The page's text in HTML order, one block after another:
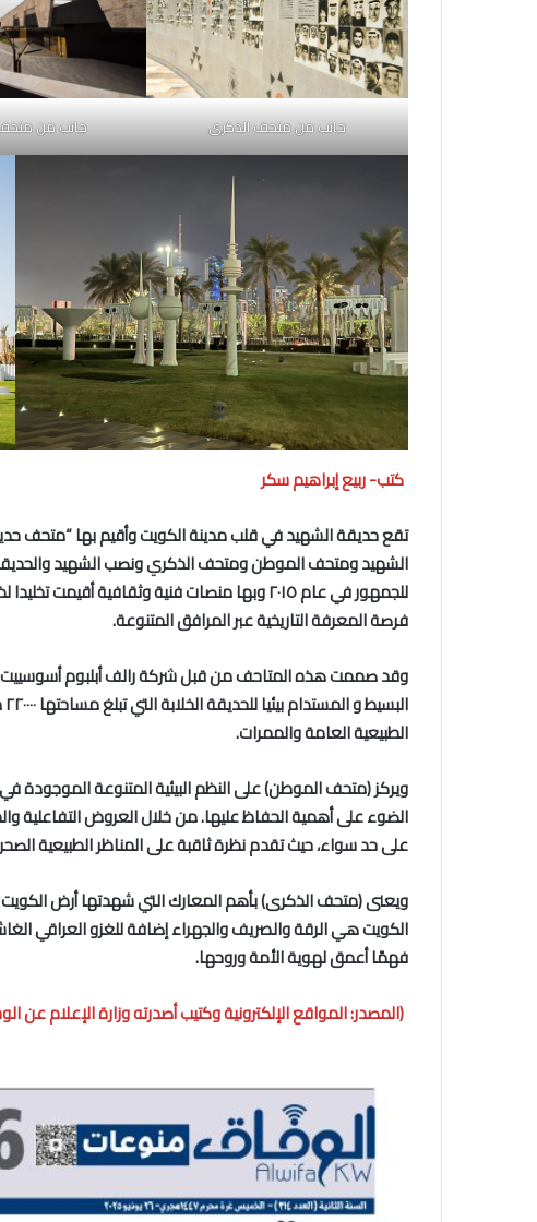
جانب من متحف الذكرى جانب من
كتب- ربيع إبراهيم سكر
تقع حديقة الشهيد في قلب مدينة الكويت وأقيم بها “متحف
الشهيد ومتحف الموطن ومتحف الذكري ونصب الشهيد
للجمهور في عام ۲۰۱٥ وبها منصات فنية وثقافية أقيمت تخليدا
فرصة المعرفة التاريخية عبر المرافق المتنوعة.
وقد صممت هذه المتاحف من قبل شركة رالف أبلبوم أسوسييت
الطبيعية العامة والممرات.
ويركز (متحف الموطن) على النظم البيئية المتنوعة الموجودة في
الضوء على أهمية الحفاظ عليها. من خلال العروض التفاعلية
على حد سواء، حيث تقدم نظرة ثاقبة على المناظر الطبيعية
الكويت هي الرقة والصريف والجهراء إضافة للغزو العراقي
فهمًا أعمق لهوية الأمة وروحها.
(المصدر: المواقع الإلكترونية وكتيب أصدرته وزارة الإعلام عن